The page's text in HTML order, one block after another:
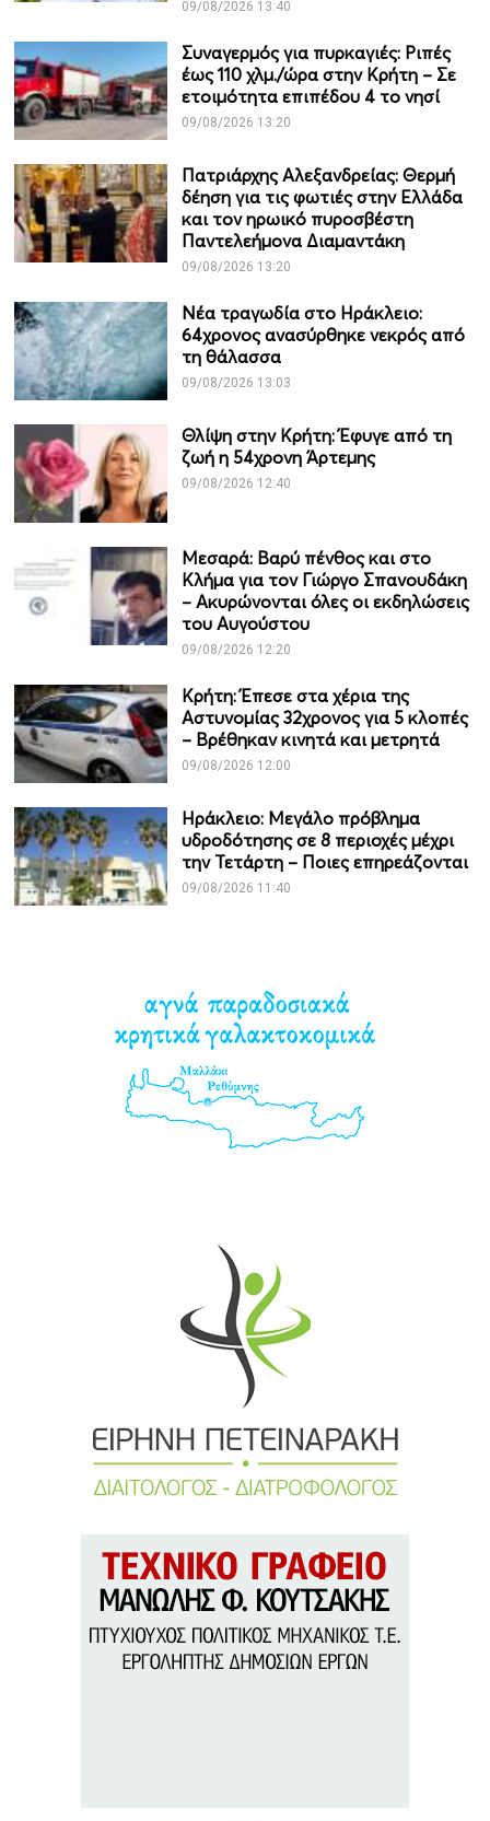
09/08/2026 13:40
Συναγερμός για πυρκαγιές: Ριπές
έως 110 χλμ./ώρα στην Κρήτη – Σε
ετοιμότητα επιπέδου 4 το νησί
09/08/2026 13:20
Πατριάρχης Αλεξανδρείας: Θερμή
δέηση για τις φωτιές στην Ελλάδα
και τον ηρωικό πυροσβέστη
Παντελεήμονα Διαμαντάκη
09/08/2026 13:20
Νέα τραγωδία στο Ηράκλειο:
64χρονος ανασύρθηκε νεκρός από
τη θάλασσα
09/08/2026 13:03
Θλίψη στην Κρήτη: Έφυγε από τη
ζωή η 54χρονη Άρτεμης
09/08/2026 12:40
Μεσαρά: Βαρύ πένθος και στο
Κλήμα για τον Γιώργο Σπανουδάκη
– Ακυρώνονται όλες οι εκδηλώσεις
του Αυγούστου
09/08/2026 12:20
Κρήτη: Έπεσε στα χέρια της
Αστυνομίας 32χρονος για 5 κλοπές
– Βρέθηκαν κινητά και μετρητά
09/08/2026 12:00
Ηράκλειο: Μεγάλο πρόβλημα
υδροδότησης σε 8 περιοχές μέχρι
την Τετάρτη – Ποιες επηρεάζονται
09/08/2026 11:40